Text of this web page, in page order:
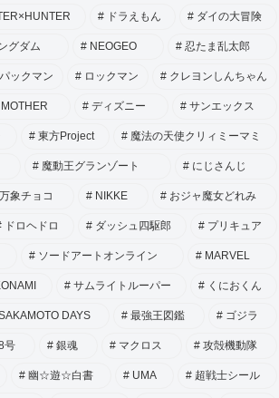
ドラえもん ダイの大冒険
グダム NEOGEO 忍たま乱太郎
パックマン ロックマン クレヨンしんちゃん
MOTHER ディズニー サンエックス
東方Project 魔法の天使クリィミーマミ
魔動王グランゾート にじさんじ
象チョコ NIKKE おジャ魔女どれみ
ドロヘドロ ダッシュ四駆郎 プリキュア
ソードアートオンライン MARVEL
サムライトルーパー くにおくん
DAYS 最強王図鑑 ゴジラ
号 銀魂 マクロス 攻殻機動隊
幽☆遊☆白書 UMA 超戦士シール